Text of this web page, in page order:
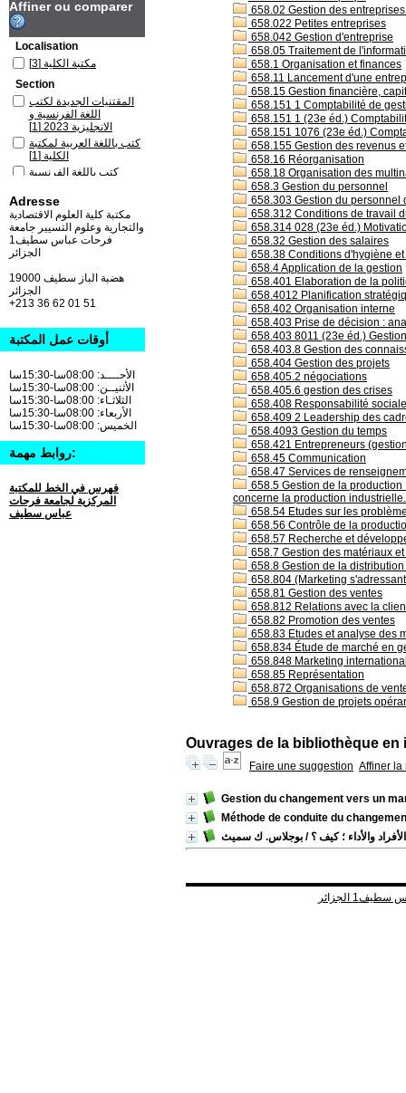
658.02 Gestion des
658.022 Petites entreprises
658.042 Gestion d'entreprise
658.05 Traitement de
658.1 Organisation et finances
658.11 Lancement d'une
658.15 Gestion financière,
658.151 1 Comptabilité de
658.151 1 (23e éd.)
658.151 1076 (23e éd.)
658.155 Gestion des revenus
658.16 Réorganisation
658.18 Organisation des
658.3 Gestion du personnel
658.303 Gestion du
658.312 Conditions de travail
658.314 028 (23e éd.)
658.32 Gestion des salaires
658.38 Conditions d'hygiène
658.4 Application de la gestion
658.401 Elaboration de la
658.4012 Planification
658.402 Organisation interne
658.403 Prise de décision :
658.403 8011 (23e éd.)
658.403.8 Gestion des
658.404 Gestion des projets
658.405.2 négociations
658.405.6 gestion des crises
658.408 Responsabilité
658.409 2 Leadership des
658.4093 Gestion du temps
658.421 Entrepreneurs
658.45 Communication
658.47 Services de
658.5 Gestion de la
concerne la production
658.54 Etudes sur les
658.56 Contrôle de la
658.57 Recherche et
658.7 Gestion des matériaux
658.8 Gestion de la
658.804 (Marketing
658.81 Gestion des ventes
658.812 Relations avec la
658.82 Promotion des ventes
658.83 Etudes et analyse des
658.834 Étude de marché en
658.848 Marketing
658.85 Représentation
658.872 Organisations de
658.9 Gestion de projets
Ouvrages de la bibliothèque en
Faire une suggestion Affiner la
Gestion du changement vers un
Méthode de conduite du
والأداء ؛ كيف ؟ / بوجلاس. ك سميث
Affiner ou comparer
Localisation
مكتبة الكلية [3]
Section
المقتنيات الجديدة لكتب
اللغة الفرنسية و
الانجليزية 2023
[1]
كتب باللغة العربية لمكتبة
الكلية [1]
كتب باللغة الفرنسية
Adresse
مكتبة كلية العلوم الاقتصادية
والتجارية وعلوم التسيير جامعة
فرحات عباس سطيف1
الجزائر
19000 هضبة الباز سطيف
+213 36 62 01 51
أوقات عمل المكتبة
الأحــــد: 08:00سا-15:30سا
الأثنيــن: 08:00سا-15:30سا
الثلاثـاء: 08:00سا-15:30سا
الأربعاء: 08:00سا-15:30سا
الخميس: 08:00سا-15:30سا
روابط مهمة:
فهرس في الخط للمكتبة
المركزية لجامعة فرحات
عباس سطيف